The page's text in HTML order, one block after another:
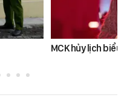
MCK hủy lịch